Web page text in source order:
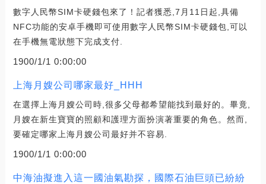
數字人民幣SIM卡硬錢包來了！記者獲悉,7月11日起,具備
NFC功能的安卓手機即可使用數字人民幣SIM卡硬錢包,可以
在手機無電狀態下完成支付.
1900/1/1 0:00:00
上海月嫂公司哪家最好_HHH
在選擇上海月嫂公司時,很多父母都希望能找到最好的。畢竟,
月嫂在新生寶寶的照顧和護理方面扮演著重要的角色。然而,
要確定哪家上海月嫂公司最好并不容易.
1900/1/1 0:00:00
中海油擬進入這一國油氣勘探，國際石油巨頭已紛紛